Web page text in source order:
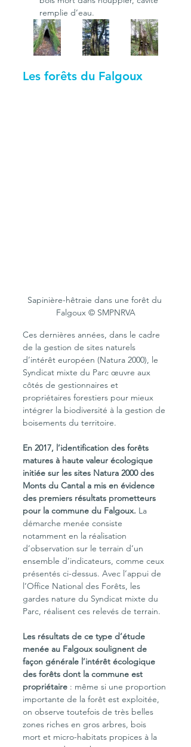
remplie d’eau.
Les forêts du Falgoux
Sapinière-hêtraie dans une forêt du
Falgoux © SMPNRVA
Ces dernières années, dans le cadre
de la gestion de sites naturels
d’intérêt européen (Natura 2000), le
Syndicat mixte du Parc œuvre aux
côtés de gestionnaires et
propriétaires forestiers pour mieux
intégrer la biodiversité à la gestion de
boisements du territoire.
En 2017, l’identification des forêts
matures à haute valeur écologique
initiée sur les sites Natura 2000 des
Monts du Cantal a mis en évidence
des premiers résultats prometteurs
pour la commune du Falgoux. La
démarche menée consiste
notamment en la réalisation
d’observation sur le terrain d’un
ensemble d’indicateurs, comme ceux
présentés ci-dessus. Avec l’appui de
l’Office National des Forêts, les
gardes nature du Syndicat mixte du
Parc, réalisent ces relevés de terrain.
Les résultats de ce type d’étude
menée au Falgoux soulignent de
façon générale l’intérêt écologique
des forêts dont la commune est
propriétaire : même si une proportion
importante de la forêt est exploitée,
on observe toutefois de très belles
zones riches en gros arbres, bois
mort et micro-habitats propices à la